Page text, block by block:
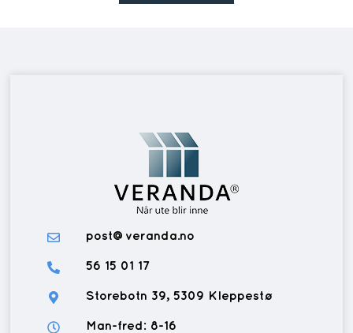
post@veranda.no
56 15 01 17
Storebotn 39, 5309 Kleppestø
Man-fred: 8-16